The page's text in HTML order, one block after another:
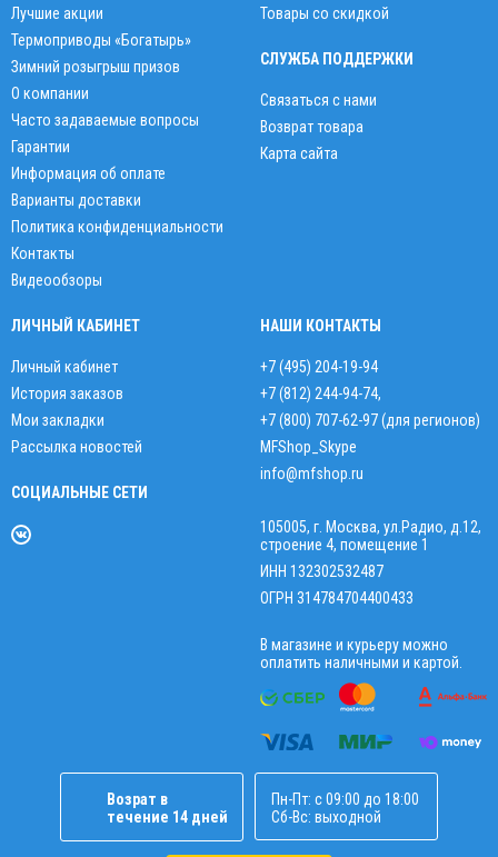
Лучшие акции
Термоприводы «Богатырь»
Зимний розыгрыш призов
О компании
Часто задаваемые вопросы
Гарантии
Информация об оплате
Варианты доставки
Политика конфиденциальности
Контакты
Видеообзоры
Товары со скидкой
СЛУЖБА ПОДДЕРЖКИ
Связаться с нами
Возврат товара
Карта сайта
ЛИЧНЫЙ КАБИНЕТ
Личный кабинет
История заказов
Мои закладки
Рассылка новостей
СОЦИАЛЬНЫЕ СЕТИ
НАШИ КОНТАКТЫ
+7 (495) 204-19-94
+7 (812) 244-94-74,
+7 (800) 707-62-97 (для регионов)
MFShop_Skype
info@mfshop.ru
105005, г. Москва, ул.Радио, д.12,
строение 4, помещение 1
ИНН 132302532487
ОГРН 314784704400433
В магазине и курьеру можно
оплатить наличными и картой.
Возрат в
течение 14 дней
Пн-Пт: с 09:00 до 18:00
Сб-Вс: выходной